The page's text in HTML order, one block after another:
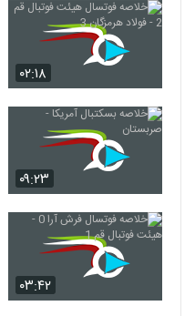
۰۲:۱۸
۰۹:۲۳
۰۳:۴۲